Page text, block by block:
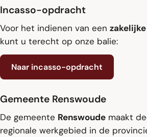
Incasso-opdracht
Voor het indienen van een
kunt u terecht op onze balie:
Naar incasso-opdracht
Gemeente Renswoude
De gemeente Renswoude maakt
regionale werkgebied in de